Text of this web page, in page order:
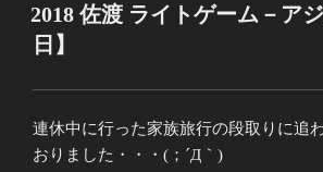
日:
2018 佐渡 ライトゲーム－ア
日】
連休中に行った家族旅行の段取りに追
おりました・・・(；´Д｀)